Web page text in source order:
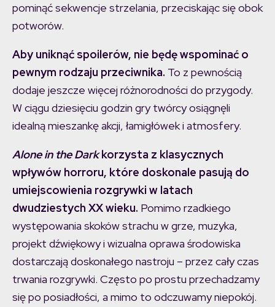
pominąć sekwencje strzelania, przeciskając się obok
potworów.
Aby uniknąć spoilerów, nie będę wspominać o
pewnym rodzaju przeciwnika. To z pewnością
dodaje jeszcze więcej różnorodności do przygody.
W ciągu dziesięciu godzin gry twórcy osiągnęli
idealną mieszankę akcji, łamigłówek i atmosfery.
Alone in the Darkkorzysta z klasycznych
wpływów horroru, które doskonale pasują do
umiejscowienia rozgrywki w latach
dwudziestych XX wieku. Pomimo rzadkiego
występowania skoków strachu w grze, muzyka,
projekt dźwiękowy i wizualna oprawa środowiska
dostarczają doskonałego nastroju – przez cały czas
trwania rozgrywki. Często po prostu przechadzamy
się po posiadłości, a mimo to odczuwamy niepokój.